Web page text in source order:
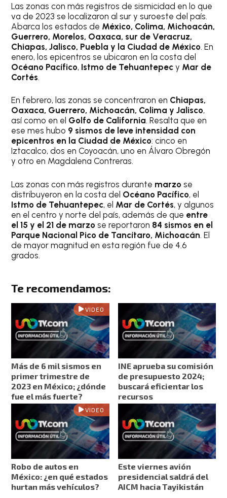
Las zonas con más registros de sismicidad en lo que
va de 2023 se localizaron al sur y suroeste del país.
Abarca los estados de México, Colima, Michoacán,
Guerrero, Morelos, Oaxaca, sur de Veracruz,
Chiapas, Jalisco, Puebla y la Ciudad de México. En
enero, los epicentros se ubicaron en la costa del
Océano Pacífico, Istmo de Tehuantepecy Mar de
Cortés.
En febrero, las zonas se concentraron en Chiapas,
Oaxaca, Guerrero, Michoacán, Colima y Jalisco,
así como en el Golfo de California. Resalta que en
ese mes hubo 9 sismos de leve intensidad con
epicentros en la Ciudad de México: cinco en
Iztacalco, dos en Coyoacán, uno en Álvaro Obregón
y otro en Magdalena Contreras.
Las zonas con más registros durante marzose
distribuyeron en la costa del Océano Pacífico, el
Istmo de Tehuantepec, el Mar de Cortés, y algunos
en el centro y norte del país, además de que entre
el 15 y el 21 de marzose reportaron 84 sismos en el
Parque Nacional Pico de Tancítaro, Michoacán. El
de mayor magnitud en esta región fue de 4.6
grados.
Te recomendamos:
VIDEO
Más de 6 mil sismos en
primer trimestre de
2023 en México; ¿dónde
fue el más fuerte?
INE aprueba su comisión
de presupuesto 2024;
buscará eficientar los
recursos
VIDEO
Robo de autos en
México: ¿en qué estados
hurtan más vehículos?
Este viernes avión
presidencial saldrá del
AICM hacia Tayikistán